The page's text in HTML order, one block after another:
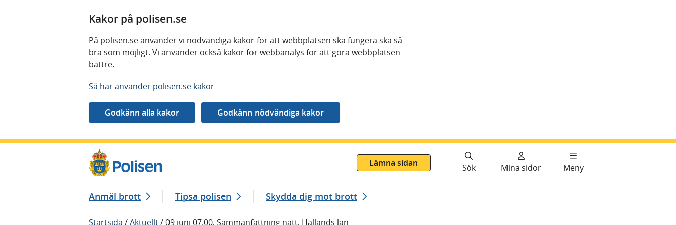
Kakor på polisen.se
På polisen.se använder vi nödvändiga kakor för att webbplatsen ska fungera ska så
bra som möjligt. Vi använder också kakor för webbanalys för att göra webbplatsen
bättre.
Så här använder polisen.se kakor
Lämna sidan
Sök Mina sidor Meny
Anmäl brott Tipsa polisen Skydda dig mot brott
Startsida /Aktuellt/09 juni 07.00, Sammanfattning natt, Hallands län